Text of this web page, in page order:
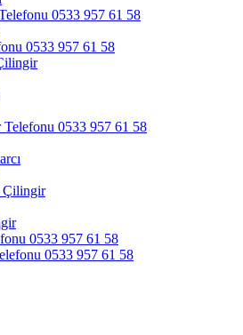
0533 957 61 58
0533 957 61 58
0533 957 61 58
Çilingir
0533 957 61 58
0533 957 61 58